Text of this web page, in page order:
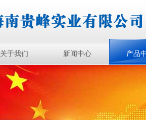
关于我们 新闻中心 产品